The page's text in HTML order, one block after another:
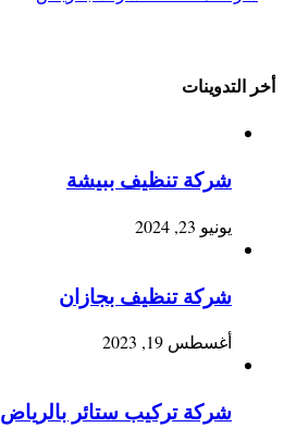
أخر التدوينات
شركة تنظيف ببيشة
يونيو 23, 2024
شركة تنظيف بجازان
أغسطس 19, 2023
شركة تركيب ستائر بالرياض